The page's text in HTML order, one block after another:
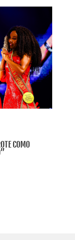
COMO